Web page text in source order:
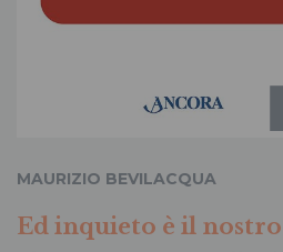
MAURIZIO BEVILACQUA
Ed inquieto è il